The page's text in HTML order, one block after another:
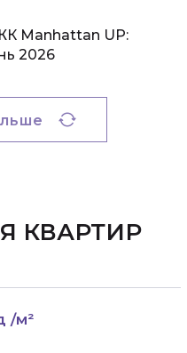
Manhattan UP:
2026
КВАРТИР
/м²